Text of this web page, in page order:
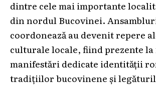
dintre cele mai importante
din nordul Bucovinei.
coordonează au devenit repere
culturale locale, fiind prezente la
manifestări dedicate identității
tradițiilor bucovinene și